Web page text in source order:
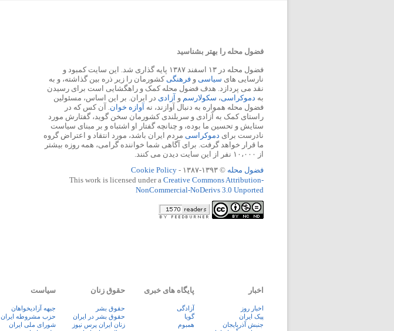
فضول محله را بهتر بشناسید
فضول محله در ۱۳ اسفند ۱۳۸۷ پایه گذاری شد. این سایت کمبود و
نارسایی های سیاسی و فرهنگیکشورمان را زیر ذره بین گذاشته، و به
نقد می پردازد. هدف فضول محله کمک و راهگشایی است برای رسیدن
به دموکراسی، سکولارسم و آزادی در ایران. بر این اساس، مسئولین
فضول محله همواره به دنبال آوازند، نه آوازه خوان. آن کس که در
راستای کمک به آزادی و سربلندی کشورمان سخن گوید، گفتارش مورد
ستایش و تحسین ما بوده، و چنانچه گفتار او اشتباه و بر مبنای سیاست
نادرست برای دموکراسی مردم ایران باشد، مورد انتقاد و اعتراض گروه
ما قرار خواهد گرفت. برای آگاهی شما خواننده گرامی، همه روزه بیشتر
از ۱۰،۰۰۰ نفر از این سایت دیدن می کنند.
فضول محله © ۱۳۹۳-۱۳۸۷ -
Cookie Policy
This work is licensed under a Creative Commons Attribution-
NonCommercial-NoDerivs 3.0 Unported
اخبار
اخبار روز
پيک ايران
جنبش آذربایجان
پایگاه های خبری
آزادگی
گویا
همبوم
حقوق زنان
حقوق بشر
حقوق بشر در ایران
زنان ايران پرس نيوز
سیاست
جبهه آزادیخواهان
حزب مشروطه ایران
شورای ملی ایران